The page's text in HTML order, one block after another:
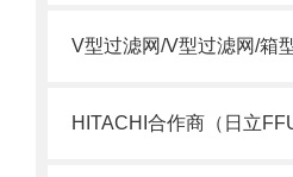
V型过滤网/V型过滤网/箱
HITACHI合作商（日立